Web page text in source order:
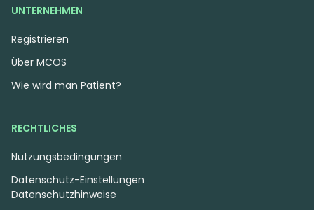
UNTERNEHMEN
Registrieren
Über MCOS
Wie wird man Patient?
RECHTLICHES
Nutzungsbedingungen
Datenschutzhinweise
Datenschutz-Einstellungen